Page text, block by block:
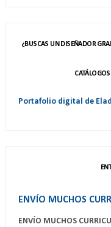
¿BUSCAS UN DISEÑADOR
Portafolio digital de
ENVÍO MUCHOS
ENVÍO MUCHOS